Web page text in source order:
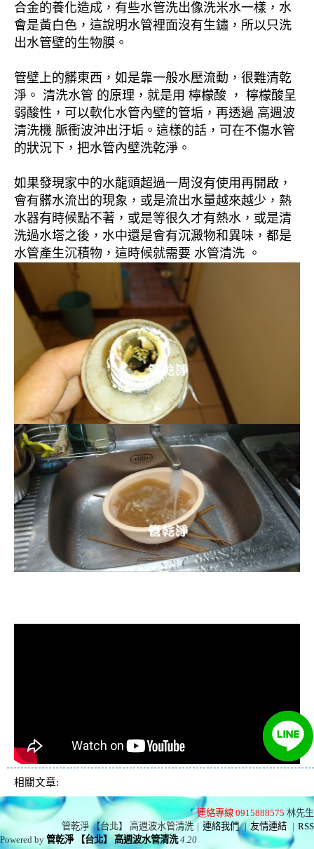
合金的養化造成，有些水管洗出像洗米水一樣，水
會是黃白色，這說明水管裡面沒有生鏽，所以只洗
出水管壁的生物膜。
管壁上的髒東西，如是靠一般水壓流動，很難清乾
淨。 清洗水管 的原理，就是用 檸檬酸 ， 檸檬酸呈
弱酸性，可以軟化水管內壁的管垢，再透過 高週波
清洗機 脈衝波沖出汙垢。這樣的話，可在不傷水管
的狀況下，把水管內壁洗乾淨。
如果發現家中的水龍頭超過一周沒有使用再開啟，
會有髒水流出的現象，或是流出水量越來越少，熱
水器有時候點不著，或是等很久才有熱水，或是清
洗過水塔之後，水中還是會有沉澱物和異味，都是
水管產生沉積物，這時候就需要 水管清洗 。
相關文章:
連絡專線 0915888575 林先生
管乾淨 【台北】 高週波水管清洗 | 連絡我們 | 友情連結 | RSS
Powered by 管乾淨 【台北】 高週波水管清洗 4.20